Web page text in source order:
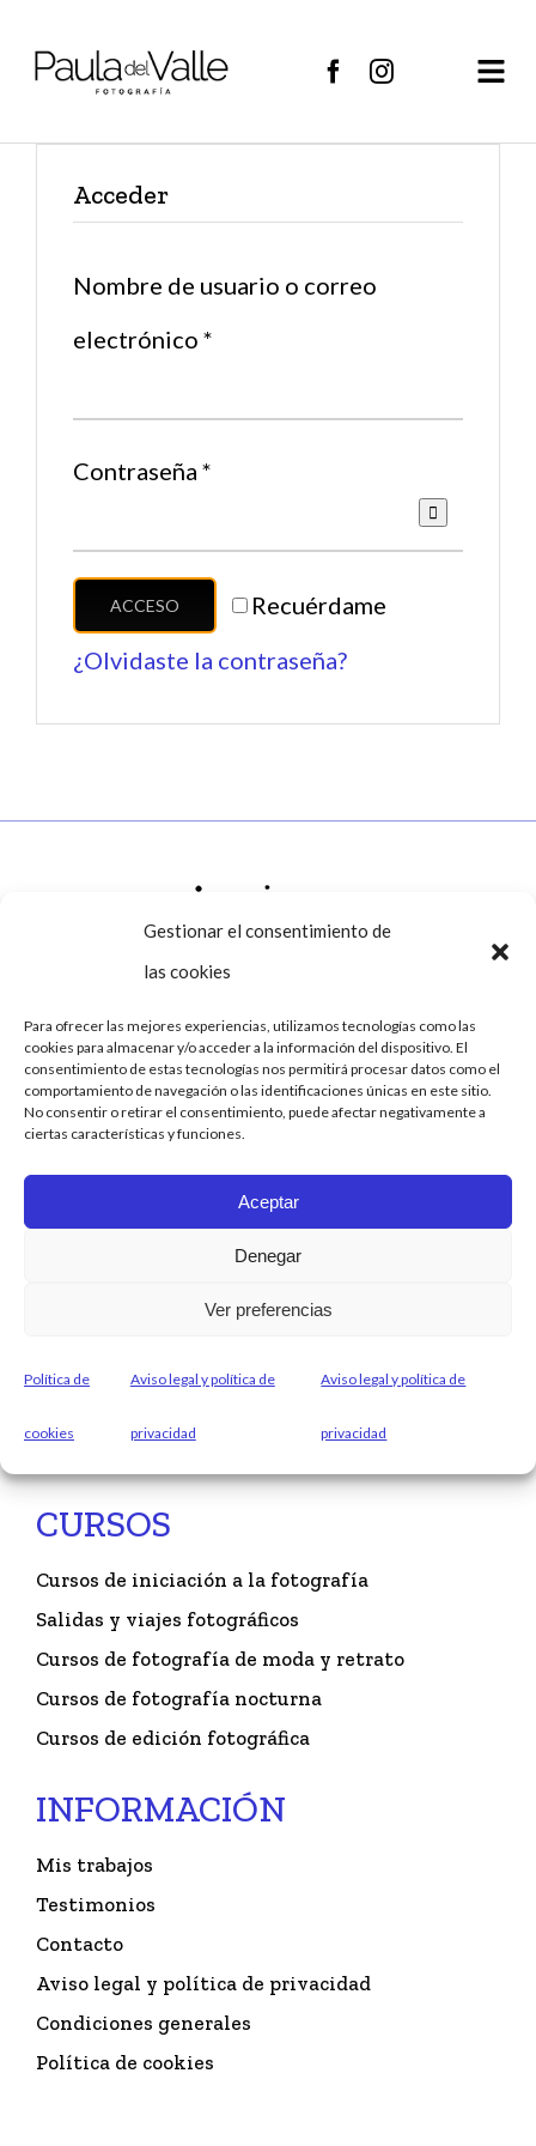
Gestionar el consentimiento de
las cookies
Para ofrecer las mejores experiencias, utilizamos tecnologías como las
cookies para almacenar y/o acceder a la información del dispositivo. El
consentimiento de estas tecnologías nos permitirá procesar datos como el
comportamiento de navegación o las identificaciones únicas en este sitio.
No consentir o retirar el consentimiento, puede afectar negativamente a
ciertas características y funciones.
Aceptar
Denegar
Ver preferencias
Política de
cookies
Aviso legal y política de
privacidad
Aviso legal y política de
privacidad
Quién soy
Mis trabajos
Contacto
Acceder
Nombre de usuario o correo
electrónico *
Contraseña *
Recuérdame
ACCESO
¿Olvidaste la contraseña?
Soy Paula del Valle, Fotógrafo
profesional especializado en moda y
670 842 693
contacto@pauladelvalle.es
CURSOS
Cursos de iniciación a la fotografía
Salidas y viajes fotográficos
Cursos de fotografía de moda y retrato
Cursos de fotografía nocturna
Cursos de edición fotográfica
INFORMACIÓN
Mis trabajos
Testimonios
Contacto
Aviso legal y política de privacidad
Condiciones generales
Política de cookies